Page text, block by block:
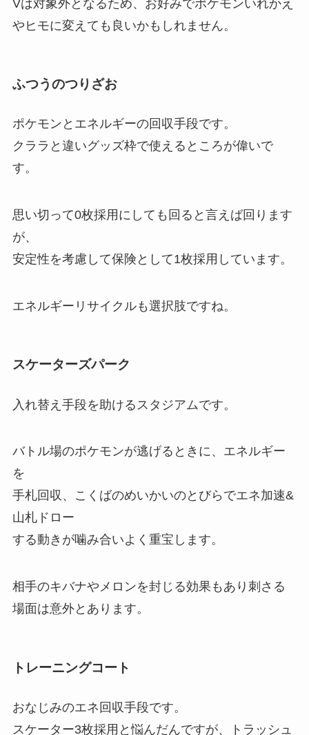
Vは対象外となるため、お好みでポケモンいれかえ
やヒモに変えても良いかもしれません。
ふつうのつりざお
ポケモンとエネルギーの回収手段です。
クララと違いグッズ枠で使えるところが偉いで
す。
思い切って0枚採用にしても回ると言えば回ります
が、
安定性を考慮して保険として1枚採用しています。
エネルギーリサイクルも選択肢ですね。
スケーターズパーク
入れ替え手段を助けるスタジアムです。
バトル場のポケモンが逃げるときに、エネルギー
を
手札回収、こくばのめいかいのとびらでエネ加速&
山札ドロー
する動きが噛み合いよく重宝します。
相手のキバナやメロンを封じる効果もあり刺さる
場面は意外とあります。
トレーニングコート
おなじみのエネ回収手段です。
スケーター3枚採用と悩んだんですが、トラッシュ